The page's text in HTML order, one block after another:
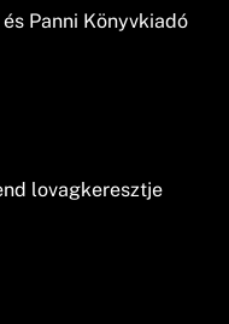
Panni Könyvkiadó
lovagkeresztje